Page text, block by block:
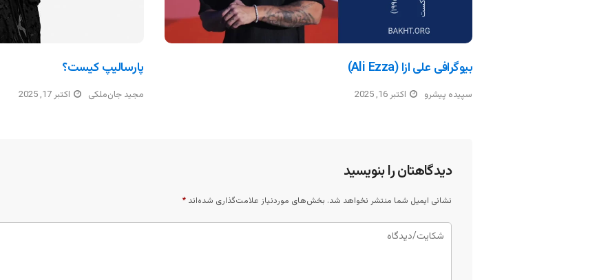
پارسالیپ کیست؟
مجید جان‌ملکی اکتبر 17, 2025
بیوگرافی علی ازا (Ali Ezza)
سپیده پیشرو اکتبر 16, 2025
دیدگاهتان را بنویسید
نشانی ایمیل شما منتشر نخواهد شد. بخش‌های موردنیاز علامت‌گذاری شده‌اند *